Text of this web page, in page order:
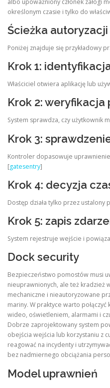
określonym czasie i tylko do
Ścieżka autoryzacji
Poniżej znajduje się przykładowy
Krok 1:
Właściciel otwiera aplikację lub
Krok 2: weryfikacja
System sprawdza, czy użytkownik
Krok 3:
Kontroler dopasowuje
[gatesentry]
Krok 4: decyzja
Dostęp działa tylko przez ustalony
Krok 5: zapis
System rejestruje wejście i
Dock security
Bezpieczeństwo pomostów musi
nieuprawnionych, ale też kradzież
mechaniczne i nieautoryzowane
mariny. W praktyce warto
wideo, oświetleniem, alarmami i
Dobrze zaprojektowany system
obejścia wejścia lub korzystaniu z
reagować na incydenty i
bez nadmiernego obciążania
Model uprawnień